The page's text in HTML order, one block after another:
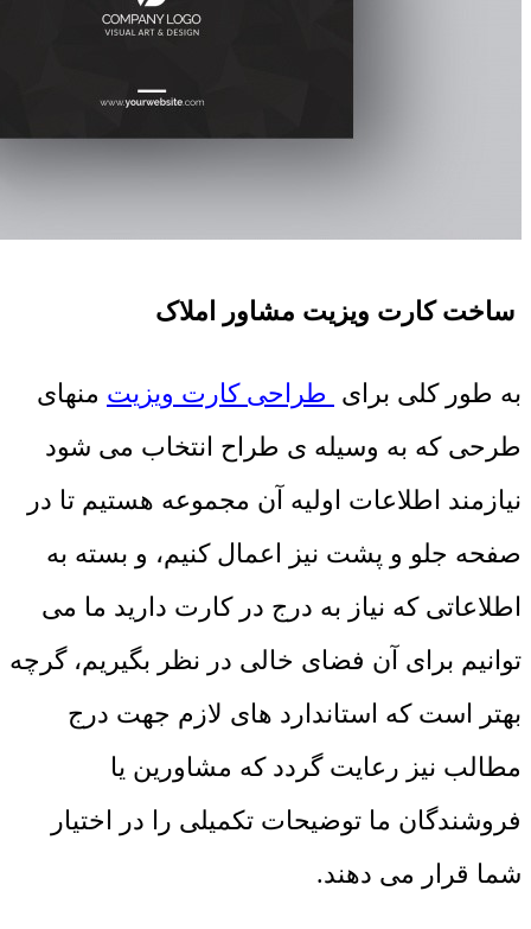
ساخت کارت ويزيت مشاور املاک
به طور کلی برای طراحی کارت ویزیت منهای
طرحی که به وسیله ی طراح انتخاب می شود
نیازمند اطلاعات اولیه آن مجموعه هستیم تا در
صفحه جلو و پشت نیز اعمال کنیم، و بسته به
اطلاعاتی که نیاز به درج در کارت دارید ما می
توانیم برای آن فضای خالی در نظر بگیریم، گرچه
بهتر است که استاندارد های لازم جهت درج
مطالب نیز رعایت گردد که مشاورین یا
فروشندگان ما توضیحات تکمیلی را در اختیار
شما قرار می دهند.